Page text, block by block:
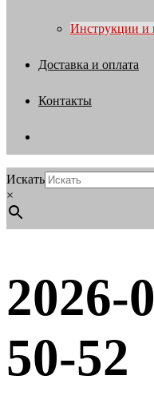
Инструкции и
Доставка и оплата
Контакты
Искать
×
2026-
50-52